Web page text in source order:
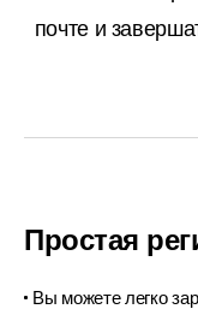
почте и
Простая
Вы можете легко